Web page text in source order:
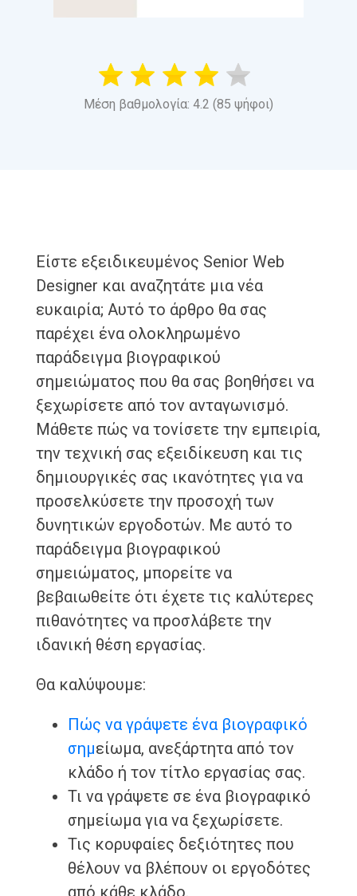
Μέση βαθμολογία: 4.2 (85 ψήφοι)
Είστε εξειδικευμένος Senior Web
Designer και αναζητάτε μια νέα
ευκαιρία; Αυτό το άρθρο θα σας
παρέχει ένα ολοκληρωμένο
παράδειγμα βιογραφικού
σημειώματος που θα σας βοηθήσει να
ξεχωρίσετε από τον ανταγωνισμό.
Μάθετε πώς να τονίσετε την εμπειρία,
την τεχνική σας εξειδίκευση και τις
δημιουργικές σας ικανότητες για να
προσελκύσετε την προσοχή των
δυνητικών εργοδοτών. Με αυτό το
παράδειγμα βιογραφικού
σημειώματος, μπορείτε να
βεβαιωθείτε ότι έχετε τις καλύτερες
πιθανότητες να προσλάβετε την
ιδανική θέση εργασίας.
Θα καλύψουμε:
Πώς να γράψετε ένα βιογραφικό
σημείωμα, ανεξάρτητα από τον
κλάδο ή τον τίτλο εργασίας σας.
Τι να γράψετε σε ένα βιογραφικό
σημείωμα για να ξεχωρίσετε.
Τις κορυφαίες δεξιότητες που
θέλουν να βλέπουν οι εργοδότες
από κάθε κλάδο.